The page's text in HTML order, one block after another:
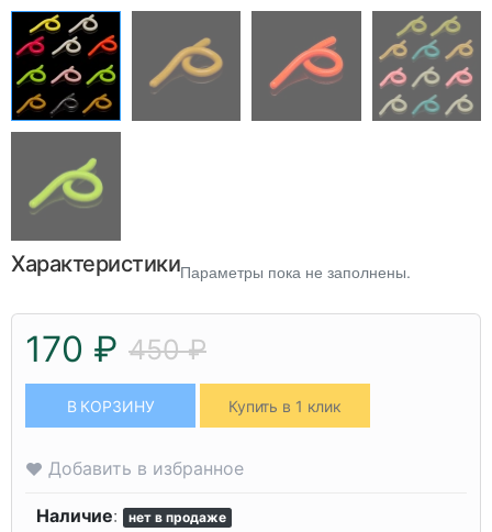
ХарактеристикиПараметры пока не заполнены.
170 ₽ 450 ₽
В КОРЗИНУ Купить в 1 клик
Добавить в избранное
Наличие: нет в продаже